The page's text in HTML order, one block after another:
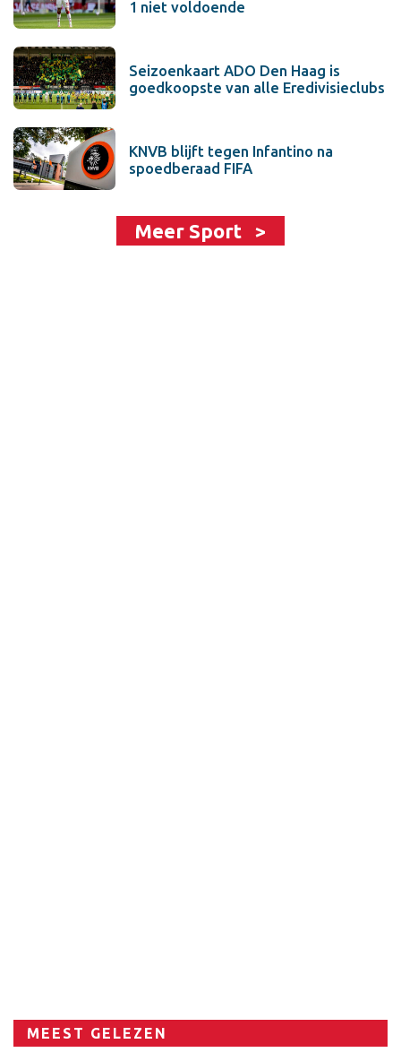
1 niet voldoende
Seizoenkaart ADO Den Haag is
goedkoopste van alle Eredivisieclubs
KNVB blijft tegen Infantino na
spoedberaad FIFA
Meer Sport >
MEEST GELEZEN